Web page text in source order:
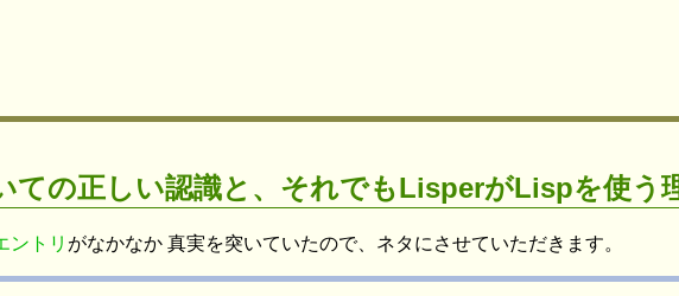
ての正しい認識と、それでもLisperがLispを使う
ントリ がなかなか 真実を突いていたので、ネタにさせていただきます。